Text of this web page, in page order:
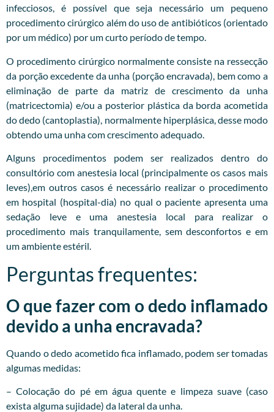
infecciosos, é possível que seja necessário um pequeno
procedimento cirúrgico além do uso de antibióticos (orientado
por um médico) por um curto período de tempo.
O procedimento cirúrgico normalmente consiste na ressecção
da porção excedente da unha (porção encravada), bem como a
eliminação de parte da matriz de crescimento da unha
(matricectomia) e/ou a posterior plástica da borda acometida
do dedo (cantoplastia), normalmente hiperplásica, desse modo
obtendo uma unha com crescimento adequado.
Alguns procedimentos podem ser realizados dentro do
consultório com anestesia local (principalmente os casos mais
leves),em outros casos é necessário realizar o procedimento
em hospital (hospital-dia) no qual o paciente apresenta uma
sedação leve e uma anestesia local para realizar o
procedimento mais tranquilamente, sem desconfortos e em
um ambiente estéril.
Perguntas frequentes:
O que fazer com o dedo inflamado
devido a unha encravada?
Quando o dedo acometido fica inflamado, podem ser tomadas
algumas medidas:
– Colocação do pé em água quente e limpeza suave (caso
exista alguma sujidade) da lateral da unha.